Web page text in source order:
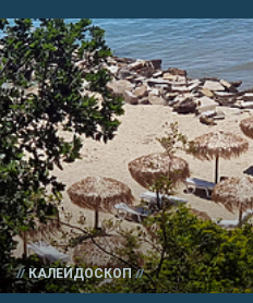
КАЛЕЙДОСКОП